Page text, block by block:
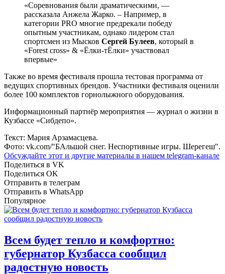
«Соревнования были драматическими, —
рассказала Анжела Жарко. – Например, в
категории PRO многие предрекали победу
опытным участникам, однако лидером стал
спортсмен из Мысков Сергей Булеев, который в
«Forest cross» & «Ёлки-тЁлки» участвовал
впервые»
Также во время фестиваля прошла тестовая программа от
ведущих спортивных брендов. Участники фестиваля оценили
более 100 комплектов горнолыжного оборудования.
Информационный партнёр мероприятия — журнал о жизни в
Кузбассе «Сибдепо».
Текст: Мария Арзамасцева.
Фото: vk.com/"БАльшой снег. Неспортивные игры. Шерегеш".
Обсуждайте этот и другие материалы в нашем telegram-канале
Поделиться в VK
Поделиться OK
Отправить в телеграм
Отправить в WhatsApp
Популярное
Всем будет тепло и комфортно:
губернатор Кузбасса сообщил
радостную новость